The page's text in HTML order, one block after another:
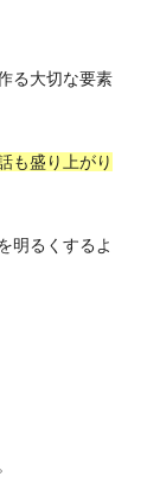
る大切な要素
も盛り上がり
明るくするよ